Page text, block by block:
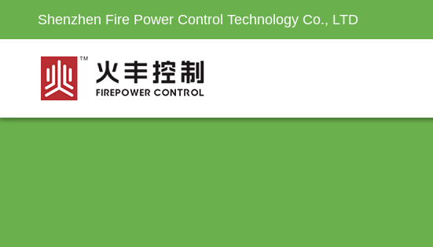
Shenzhen Fire Power Control Technology Co., LTD